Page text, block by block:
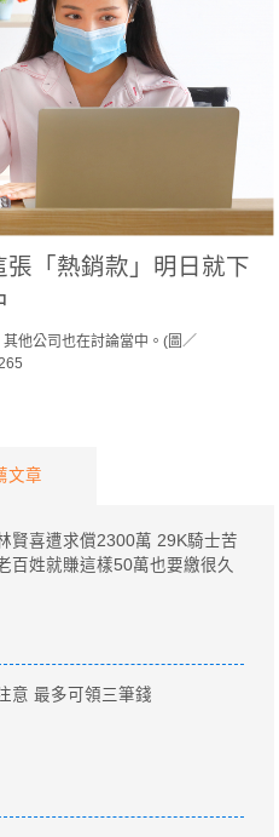
「熱銷款」明日就下
他公司也在討論當中。(圖／
文章
賢喜遭求償2300萬 29K騎士苦
百姓就賺這樣50萬也要繳很久
意 最多可領三筆錢